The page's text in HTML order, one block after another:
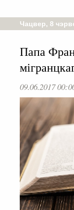
Чацвер, 8
Папа
09.06.2017